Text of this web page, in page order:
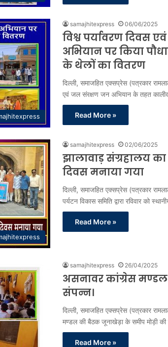
samajhitexpress 06/06/2025
विश्व पर्यावरण दिवस
अभियान पर किया
के थेलों का वितरण
दिल्ली, समाजहित एक्सप्रेस (पत्रकार
एवं जल संरक्षण जन अभियान के तहत
Read More »
samajhitexpress 02/06/2025
झालावाड़ संग्रहालय का
दिवस मनाया गया
दिल्ली, समाजहित एक्सप्रेस (पत्रकार
पर्यटन विकास समिति द्वारा रविवार को
Read More »
samajhitexpress 26/04/2025
असनावर कांग्रेस
संपन्न।
दिल्ली, समाजहित एक्सप्रेस (पत्रकार
मण्डल की बैठक जूनाखेड़ा के समीप मोड़ी
Read More »